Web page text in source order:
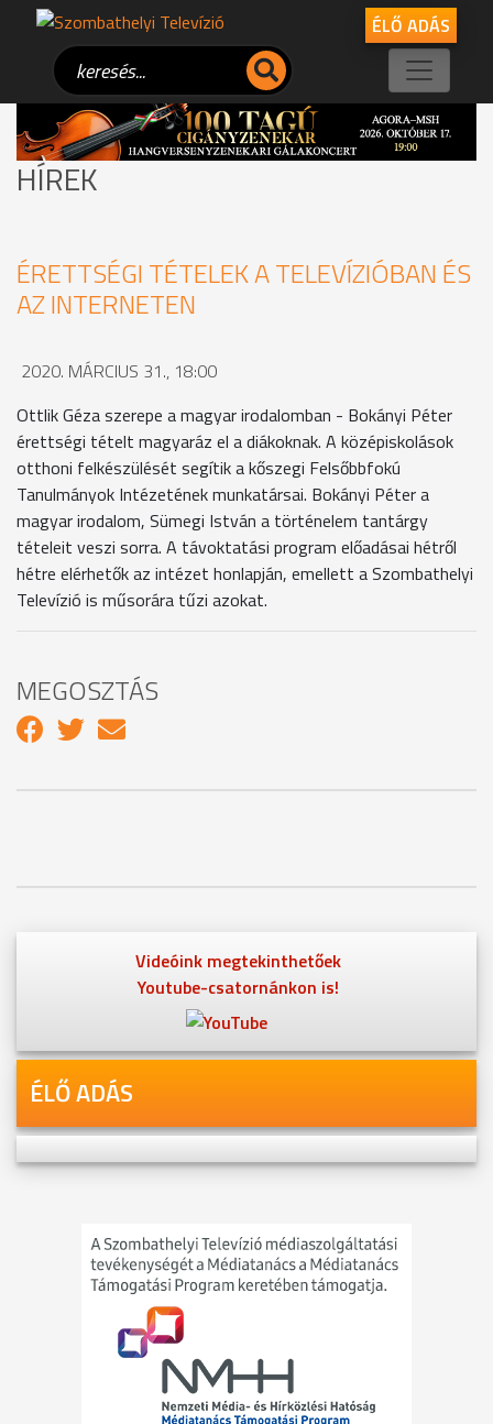
ÉLŐ ADÁS
HÍREK
ÉRETTSÉGI TÉTELEK A TELEVÍZIÓBAN ÉS
AZ INTERNETEN
2020. MÁRCIUS 31., 18:00
Ottlik Géza szerepe a magyar irodalomban - Bokányi Péter
érettségi tételt magyaráz el a diákoknak. A középiskolások
otthoni felkészülését segítik a kőszegi Felsőbbfokú
Tanulmányok Intézetének munkatársai. Bokányi Péter a
magyar irodalom, Sümegi István a történelem tantárgy
tételeit veszi sorra. A távoktatási program előadásai hétről
hétre elérhetők az intézet honlapján, emellett a Szombathelyi
Televízió is műsorára tűzi azokat.
MEGOSZTÁS
Videóink megtekinthetőek
Youtube-csatornánkon is!
ÉLŐ ADÁS